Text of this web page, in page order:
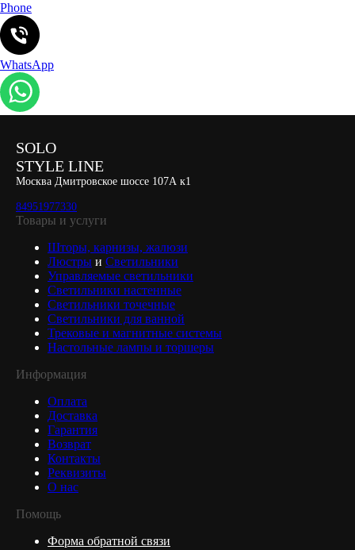
Phone
WhatsApp
SOLO
STYLE LINE
Москва Дмитровское шоссе 107А к1
84951977330
Товары и услуги
Шторы, карнизы, жалюзи
Люстры и Светильники
Управляемые светильники
Светильники настенные
Светильники точечные
Светильники для ванной
Трековые и магнитные системы
Настольные лампы и торшеры
Информация
Оплата
Доставка
Гарантия
Возврат
Контакты
Реквизиты
О нас
Помощь
Форма обратной связи